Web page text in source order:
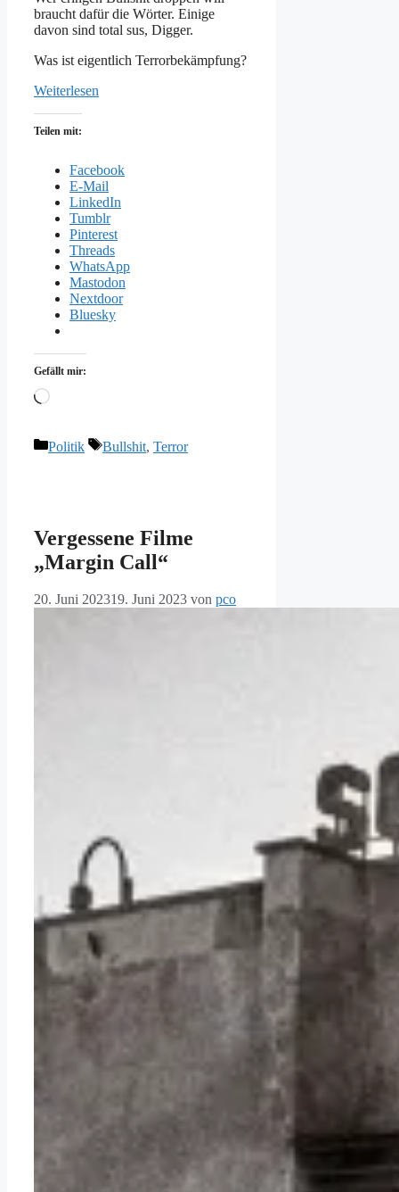
braucht dafür die Wörter. Einige
davon sind total sus, Digger.
Was ist eigentlich Terrorbekämpfung?
Weiterlesen
Teilen mit:
Facebook
E-Mail
LinkedIn
Tumblr
Pinterest
Threads
WhatsApp
Mastodon
Nextdoor
Bluesky
Gefällt mir:
Wird
Kategorien
Politik Schlagwörter
Bullshit, Terror
Vergessene Filme
„Margin Call“
20. Juni 202319. Juni 2023 von pco